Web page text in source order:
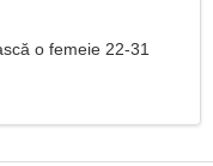
o femeie 22-31